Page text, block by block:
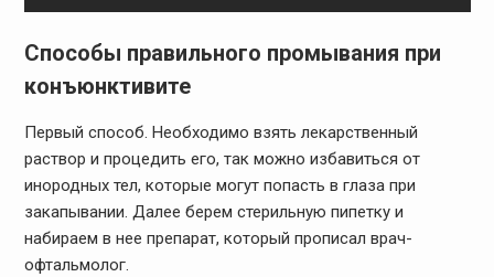
Способы правильного промывания при
конъюнктивите
Первый способ. Необходимо взять лекарственный
раствор и процедить его, так можно избавиться от
инородных тел, которые могут попасть в глаза при
закапывании. Далее берем стерильную пипетку и
набираем в нее препарат, который прописал врач-
офтальмолог.